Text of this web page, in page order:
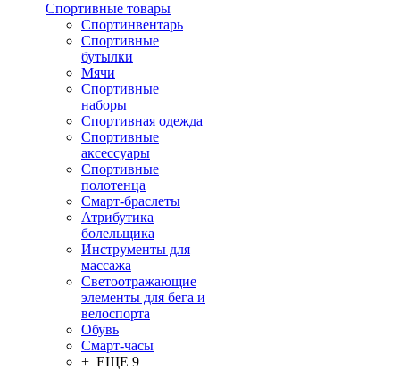
Спортивные товары
Спортинвентарь
Спортивные
бутылки
Мячи
Спортивные
наборы
Спортивная одежда
Спортивные
аксессуары
Спортивные
полотенца
Смарт-браслеты
Атрибутика
болельщика
Инструменты для
массажа
Светоотражающие
элементы для бега и
велоспорта
Обувь
Смарт-часы
+ ЕЩЕ 9